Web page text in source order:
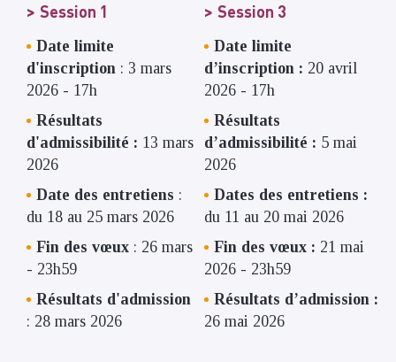
Session 1
Date limite
d'inscription : 3 mars
2026 - 17h
Résultats
d'admissibilité : 13 mars
2026
Date des entretiens :
du 18 au 25 mars 2026
Fin des vœux : 26 mars
- 23h59
Résultats d'admission
: 28 mars 2026
Session 3
Date limite
d’inscription : 20 avril
2026 - 17h
Résultats
d’admissibilité : 5 mai
2026
Dates des entretiens :
du 11 au 20 mai 2026
Fin des vœux : 21 mai
2026 - 23h59
Résultats d’admission :
26 mai 2026